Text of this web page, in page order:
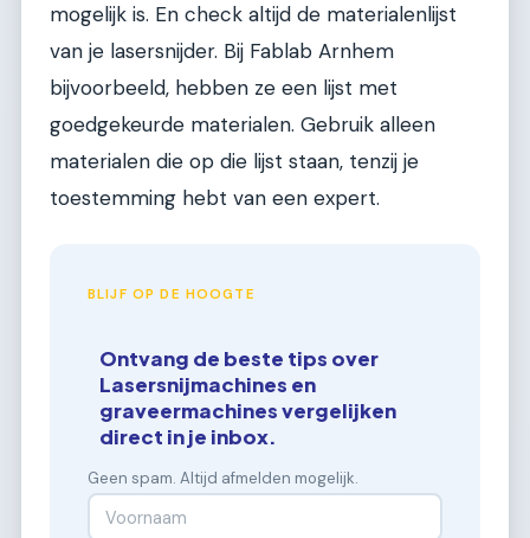
mogelijk is. En check altijd de materialenlijst
van je lasersnijder. Bij Fablab Arnhem
bijvoorbeeld, hebben ze een lijst met
goedgekeurde materialen. Gebruik alleen
materialen die op die lijst staan, tenzij je
toestemming hebt van een expert.
BLIJF OP DE HOOGTE
Ontvang de beste tips over
Lasersnijmachines en
graveermachines vergelijken
direct in je inbox.
Geen spam. Altijd afmelden mogelijk.